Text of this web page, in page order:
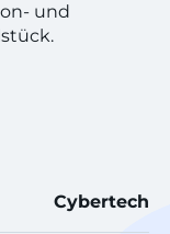
und
Cybertech